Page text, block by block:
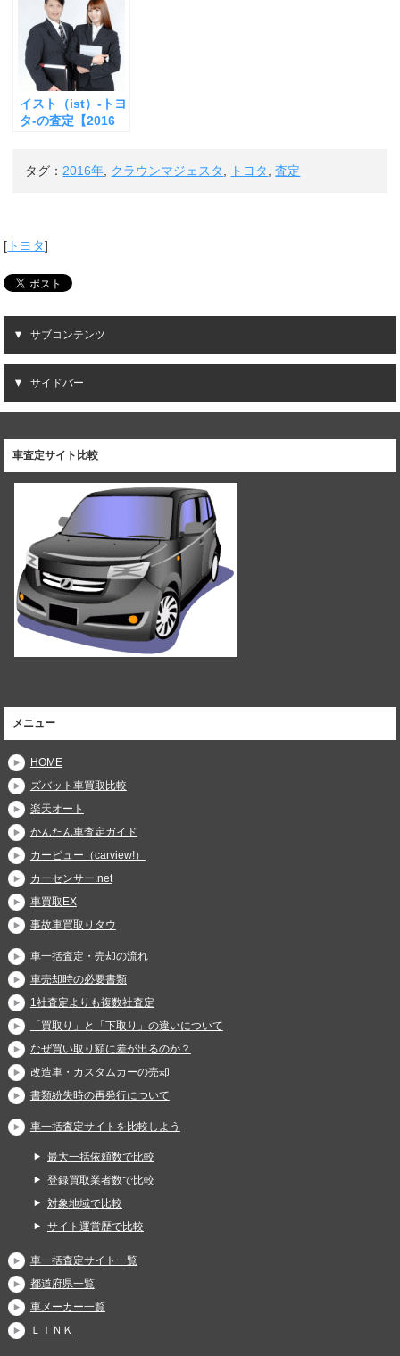
イスト（ist）-トヨ
タ-の査定【2016
タグ： 2016年 クラウンマジェスタ トヨタ ,査定
[ トヨタ]
サブコンテンツ
サイドバー
車査定サイト比較
メニュー
HOME
ズバット車買取比較
楽天オート
かんたん車査定ガイド
カービュー（carview!）
カーセンサー.net
車買取EX
事故車買取りタウ
車一括査定・売却の流れ
車売却時の必要書類
1社査定よりも複数社査定
「買取り」と「下取り」の違いについて
なぜ買い取り額に差が出るのか？
改造車・カスタムカーの売却
書類紛失時の再発行について
車一括査定サイトを比較しよう
最大一括依頼数で比較
登録買取業者数で比較
対象地域で比較
サイト運営歴で比較
車一括査定サイト一覧
都道府県一覧
車メーカー一覧
ＬＩＮＫ